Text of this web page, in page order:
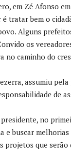
em Zé Afonso
tratar bem o
Alguns
os
no caminho do
assumiu
de
no
e buscar
que